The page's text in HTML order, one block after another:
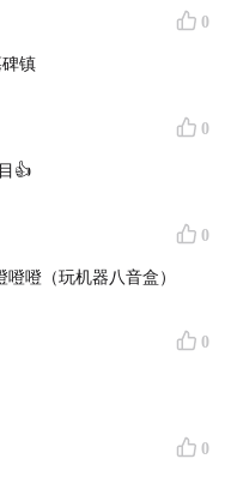
0
镇
0
👍
0
噔（玩机器八音盒）
0
0